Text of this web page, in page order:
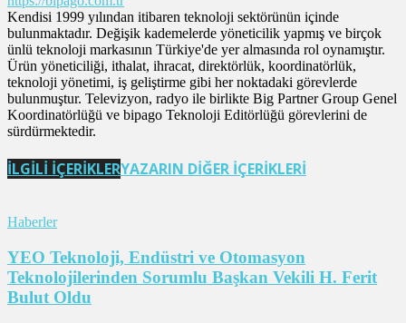
Kendisi 1999 yılından itibaren teknoloji sektörünün içinde
bulunmaktadır. Değişik kademelerde yöneticilik yapmış ve birçok
ünlü teknoloji markasının Türkiye'de yer almasında rol oynamıştır.
Ürün yöneticiliği, ithalat, ihracat, direktörlük, koordinatörlük,
teknoloji yönetimi, iş geliştirme gibi her noktadaki görevlerde
bulunmuştur. Televizyon, radyo ile birlikte Big Partner Group Genel
Koordinatörlüğü ve bipago Teknoloji Editörlüğü görevlerini de
sürdürmektedir.
İLGİLİ İÇERİKLERYAZARIN DİĞER İÇERİKLERİ
Haberler
YEO Teknoloji, Endüstri ve Otomasyon
Teknolojilerinden Sorumlu Başkan Vekili H. Ferit
Bulut Oldu